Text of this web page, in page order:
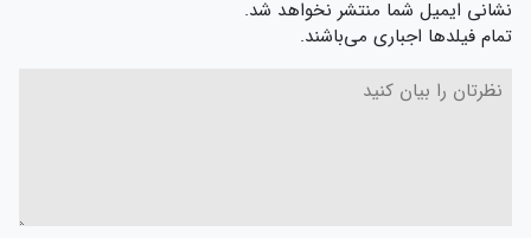
نشانی ایمیل شما منتشر نخواهد شد.
تمام فیلدها اجباری می‌باشند.